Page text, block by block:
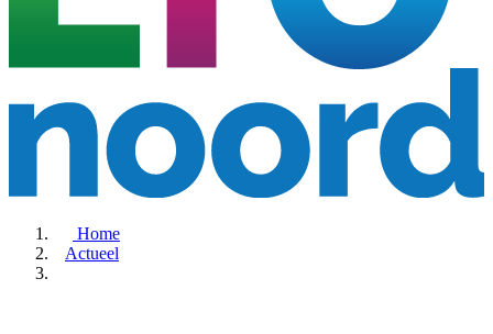
Home
Actueel